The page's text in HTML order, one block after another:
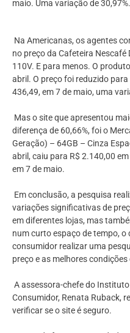
maio. Uma variação de 30,97%.
Na Americanas, os agentes
no preço da Cafeteira Nescafé
110V. E para menos. O
abril. O preço foi reduzido para
436,49, em 7 de maio, uma
Mas o site que apresentou
diferença de 60,66%, foi o
Geração) – 64GB – Cinza
abril, caiu para R$ 2.140,00
em 7 de maio.
Em conclusão, a pesquisa
variações significativas de
em diferentes lojas, mas
num curto espaço de tempo,
consumidor realizar uma
preço e as melhores
A assessora-chefe do
Consumidor, Renata Ruback,
verificar se o site é seguro.